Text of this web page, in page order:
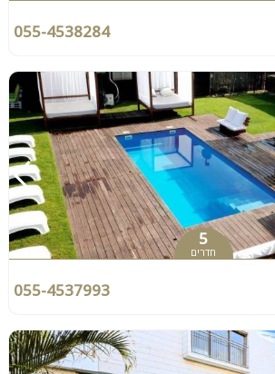
055-4538284
5
חדרים
055-4537993